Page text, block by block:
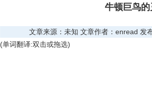
牛顿巨鸟
文章来源：未知 文章作者：enread 发
(单词翻译:双击或拖选)